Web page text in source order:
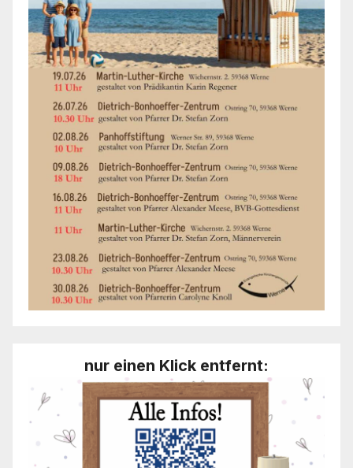
nur einen Klick entfernt: